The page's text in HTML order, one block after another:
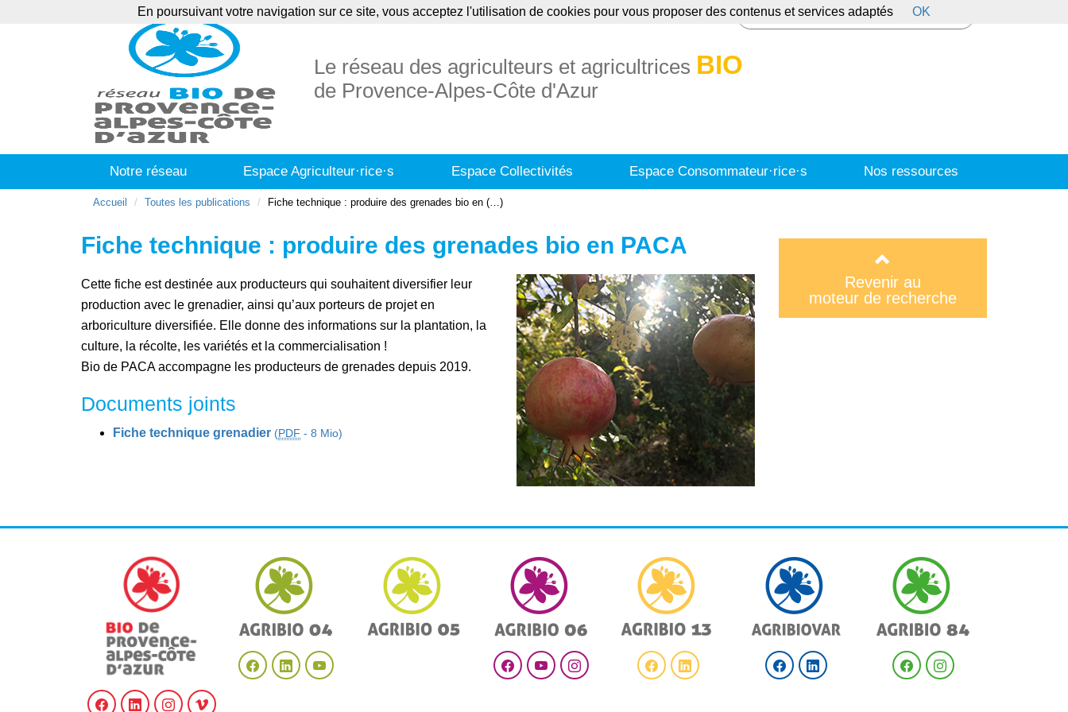
Agenda Annuaire Annonces Formations Publications
Le réseau des agriculteurs et agricultrices BIO
de Provence-Alpes-Côte d'Azur
Notre réseau Espace Agriculteur·rice·s Espace Collectivités Espace Consommateur·rice·s Nos ressources
Accueil Toutes les publications Fiche technique : produire des grenades bio en (…)
Fiche technique : produire des grenades bio en PACA
Cette fiche est destinée aux producteurs qui souhaitent diversifier leur
production avec le grenadier, ainsi qu’aux porteurs de projet en
arboriculture diversifiée. Elle donne des informations sur la plantation, la
culture, la récolte, les variétés et la commercialisation !
Bio de PACA accompagne les producteurs de grenades depuis 2019.
Documents joints
Fiche technique grenadier (PDF - 8 Mio)
Revenir au
moteur de recherche
En poursuivant votre navigation sur ce site, vous acceptez l'utilisation de cookies pour vous proposer des contenus et services adaptés OK